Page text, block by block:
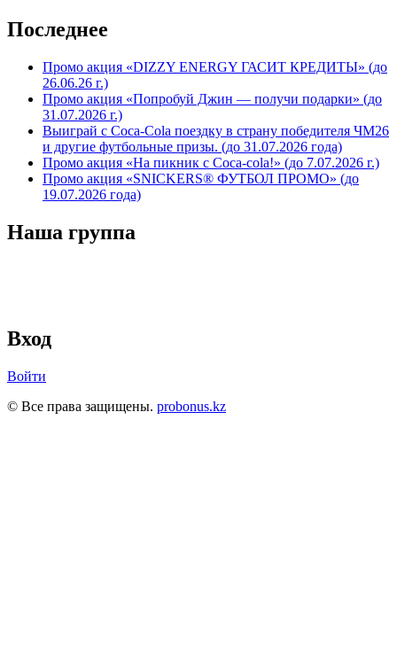
Последнее
Промо акция «DIZZY ENERGY ГАСИТ КРЕДИТЫ» (до
26.06.26 г.)
Промо акция «Попробуй Джин — получи подарки» (до
31.07.2026 г.)
Выиграй с Coca-Cola поездку в страну победителя ЧМ26
и другие футбольные призы. (до 31.07.2026 года)
Промо акция «На пикник с Coca-cola!» (до 7.07.2026 г.)
Промо акция «SNICKERS® ФУТБОЛ ПРОМО» (до
19.07.2026 года)
Наша группа
Вход
Войти
© Все права защищены. probonus.kz